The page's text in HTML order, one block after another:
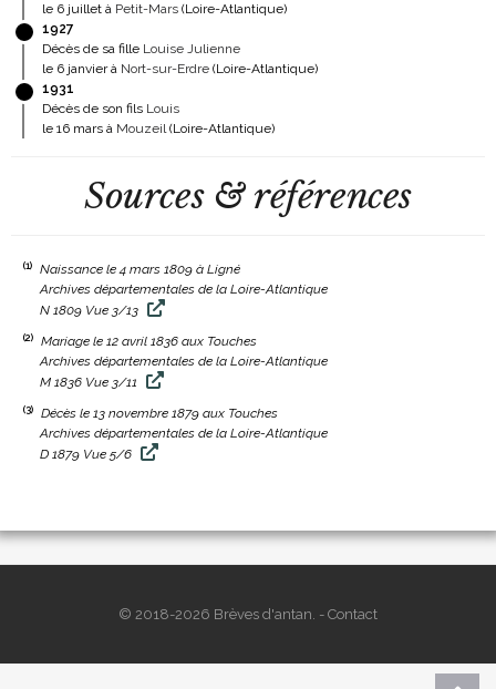
le 6 juillet à Petit-Mars (Loire-Atlantique)
1927
Décès de sa fille Louise Julienne
le 6 janvier à Nort-sur-Erdre (Loire-Atlantique)
1931
Décès de son fils Louis
le 16 mars à Mouzeil(Loire-Atlantique)
Sources & références
(1)
Naissance le 4 mars 1809 à Ligné
Archives départementales de la Loire-Atlantique
N 1809 Vue 3/13
(2)
Mariage le 12 avril 1836 aux Touches
Archives départementales de la Loire-Atlantique
M 1836 Vue 3/11
(3)
Décès le 13 novembre 1879 aux Touches
Archives départementales de la Loire-Atlantique
D 1879 Vue 5/6
© 2018-2026 Brèves d'antan. - Contact